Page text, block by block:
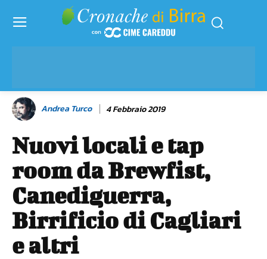
Andrea Turco 4 Febbraio 2019
Nuovi locali e tap
room da Brewfist,
Canediguerra,
Birrificio di Cagliari
e altri